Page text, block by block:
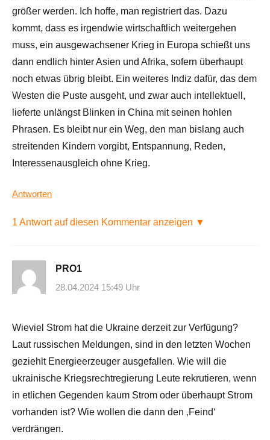
größer werden. Ich hoffe, man registriert das. Dazu
kommt, dass es irgendwie wirtschaftlich weitergehen
muss, ein ausgewachsener Krieg in Europa schießt uns
dann endlich hinter Asien und Afrika, sofern überhaupt
noch etwas übrig bleibt. Ein weiteres Indiz dafür, das dem
Westen die Puste ausgeht, und zwar auch intellektuell,
lieferte unlängst Blinken in China mit seinen hohlen
Phrasen. Es bleibt nur ein Weg, den man bislang auch
streitenden Kindern vorgibt, Entspannung, Reden,
Interessenausgleich ohne Krieg.
Antworten
1 Antwort auf diesen Kommentar anzeigen ▼
PRO1
28.04.2024 15:49 Uhr
Wieviel Strom hat die Ukraine derzeit zur Verfügung?
Laut russischen Meldungen, sind in den letzten Wochen
geziehlt Energieerzeuger ausgefallen. Wie will die
ukrainische Kriegsrechtregierung Leute rekrutieren, wenn
in etlichen Gegenden kaum Strom oder überhaupt Strom
vorhanden ist? Wie wollen die dann den ‚Feind‘
verdrängen.